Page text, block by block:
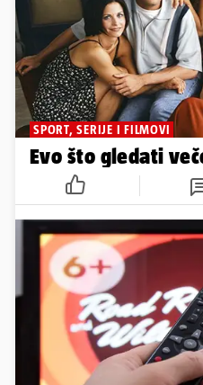
SPORT, SERIJE I FILMOVI
Evo što gledati